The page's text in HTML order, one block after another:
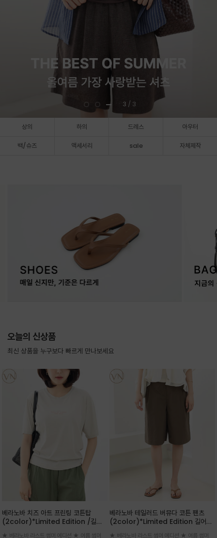
3 / 3
상의 하의 드레스 아우터
백/슈즈 액세서리 sale 자체제작
오늘의 신상품
최신 상품을 누구보다 빠르게 만나보세요
베라노바 치즈 아트 프린팅 코튼탑
(2color)*Limited Edition /길어
★ 베라노바 라스트 썸머 에디션 ★ 여름 썸머
베라노바 테일러드 버뮤다 코튼 팬츠
(2color)*Limited Edition 길어진
★ 베라노바 라스트 썸머 에디션 ★ 여름 썸머